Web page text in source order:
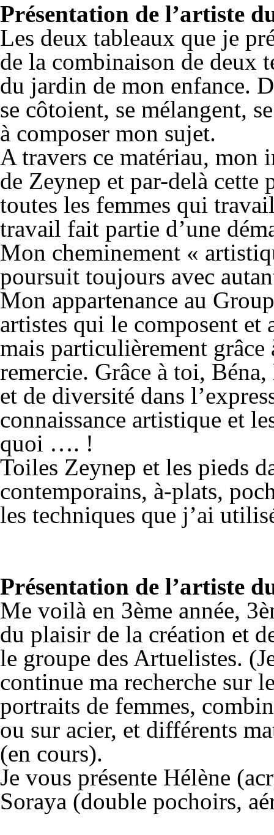
Présentation de l’artiste
Les deux tableaux que je
de la combinaison de deux
du jardin de mon enfance.
se côtoient, se mélangent,
à composer mon sujet.
A travers ce matériau, mon
de Zeynep et par-delà cette
toutes les femmes qui
travail fait partie d’une
Mon cheminement «
poursuit toujours avec
Mon appartenance au
artistes qui le composent et
mais particulièrement
remercie. Grâce à toi,
et de diversité dans
connaissance artistique et
quoi …. !
Toiles Zeynep et les pieds
contemporains, à-plats,
les techniques que j’ai
Présentation de l’artiste
Me voilà en 3ème année, 3
du plaisir de la création et
le groupe des Artuelistes.
continue ma recherche sur
portraits de femmes,
ou sur acier, et différents
(en cours).
Je vous présente Hélène
Soraya (double pochoirs,